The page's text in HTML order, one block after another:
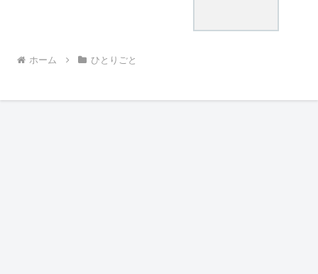
ホーム ひとりごと